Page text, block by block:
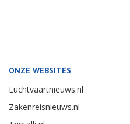
ONZE WEBSITES
Luchtvaartnieuws.nl
Zakenreisnieuws.nl